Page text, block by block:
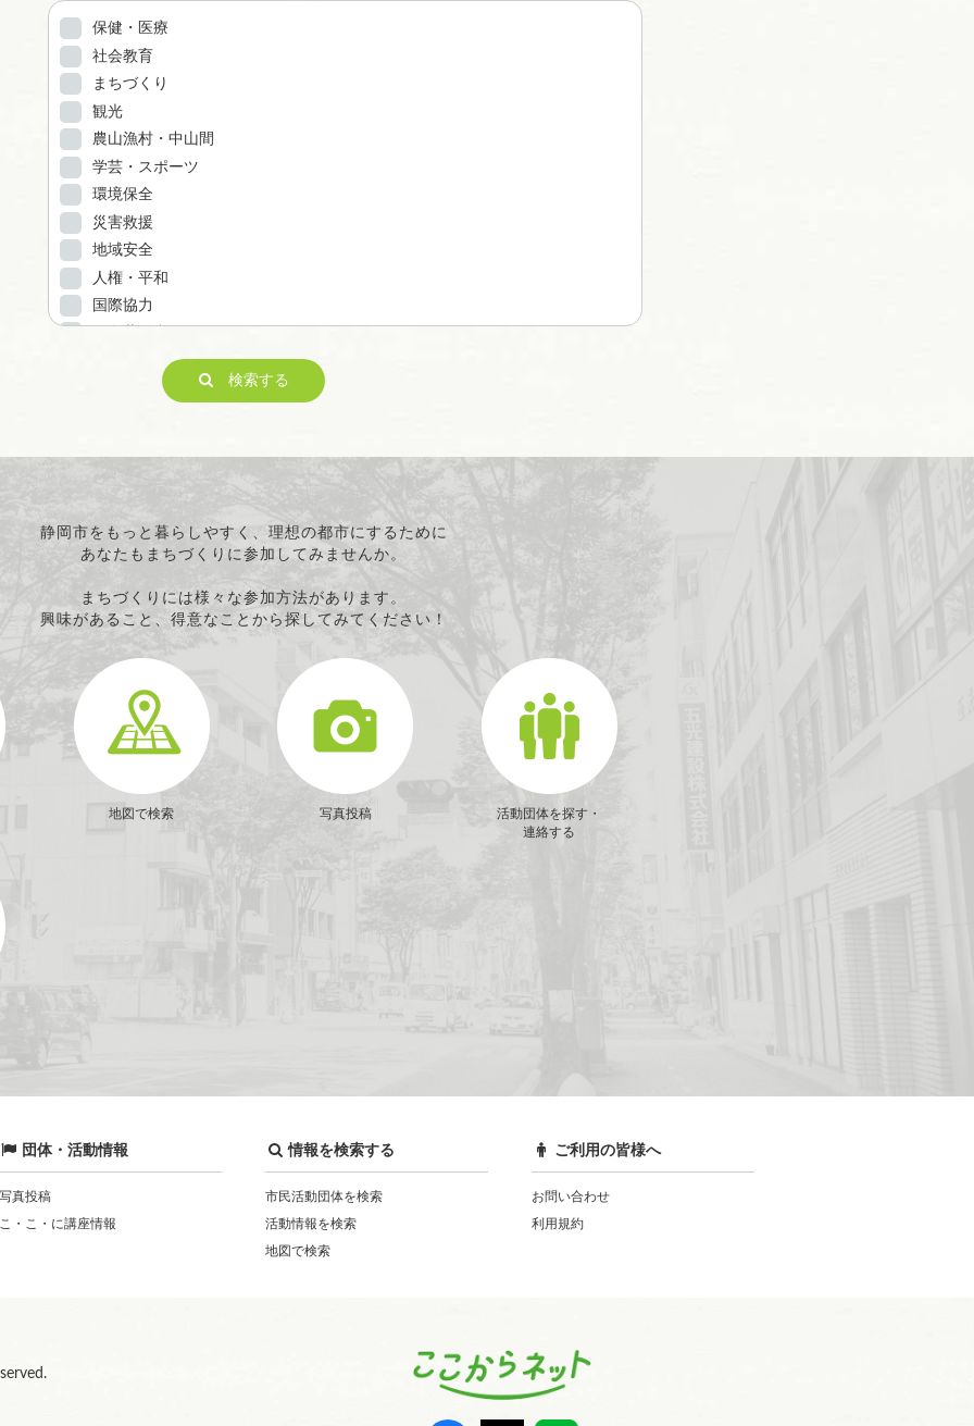
保健・医療
社会教育
まちづくり
観光
農山漁村・中山間
学芸・スポーツ
環境保全
災害救援
地域安全
人権・平和
国際協力
子どもの健全育成
連絡・助言・援助
条例で定める活動
検索する
静岡市をもっと暮らしやすく、理想の都市にするために
あなたもまちづくりに参加してみませんか。
まちづくりには様々な参加方法があります。
興味があること、得意なことから探してみてください！
地図で検索 写真投稿
活動団体を探す・
連絡する
団体・活動情報
写真投稿
こ・こ・に講座情報
情報を検索する
市民活動団体を検索
活動情報を検索
地図で検索
ご利用の皆様へ
お問い合わせ
利用規約